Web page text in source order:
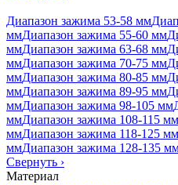
Диапазон зажима 53-58 мм
ммДиапазон зажима 55-60 мм
ммДиапазон зажима 63-68 мм
ммДиапазон зажима 70-75 мм
ммДиапазон зажима 80-85 мм
ммДиапазон зажима 89-95 мм
ммДиапазон зажима 98-105 мм
ммДиапазон зажима 108-115 мм
ммДиапазон зажима 118-125 мм
ммДиапазон зажима 128-135
Свернуть ›
Материал